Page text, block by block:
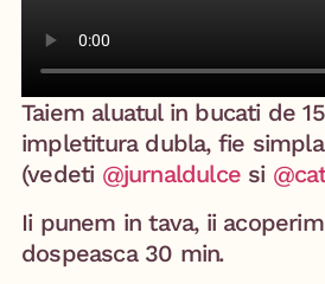
Taiem aluatul in bucati de
impletitura dubla, fie
(vedeti @jurnaldulce si
Ii punem in tava, ii
dospeasca 30 min⁣.